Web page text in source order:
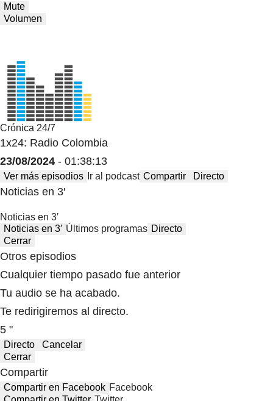
Mute
Volumen
Crónica 24/7
1x24: Radio Colombia
23/08/2024 - 01:38:13
Ver más episodios Ir al podcast Compartir Directo
Noticias en 3′
Noticias en 3′
Noticias en 3′ Últimos programas Directo
Cerrar
Otros episodios
Cualquier tiempo pasado fue anterior
Tu audio se ha acabado.
Te redirigiremos al directo.
5 "
Directo
Cancelar
Cerrar
Compartir
Compartir en Facebook Facebook